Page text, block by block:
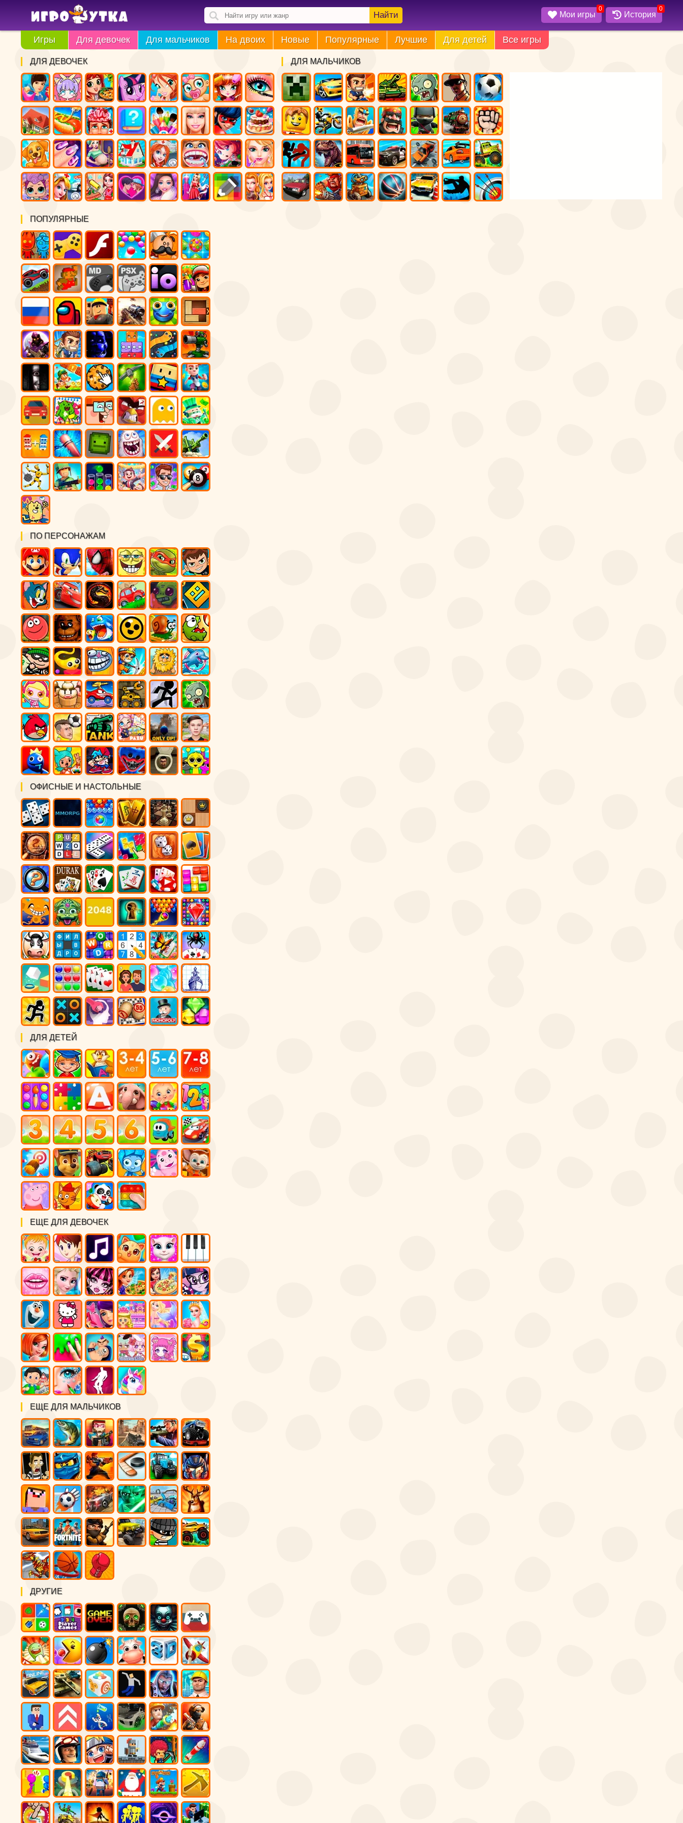
Найти Мои игры
0
История
0
Игры Для девочек Для мальчиков На двоих Новые Популярные Лучшие Для детей Все игры
ДЛЯ МАЛЬЧИКОВ
ДЛЯ ДЕВОЧЕК
ПОПУЛЯРНЫЕ
ПО ПЕРСОНАЖАМ
ОФИСНЫЕ И НАСТОЛЬНЫЕ
ДЛЯ ДЕТЕЙ
ЕЩЕ ДЛЯ ДЕВОЧЕК
ЕЩЕ ДЛЯ МАЛЬЧИКОВ
ДРУГИЕ